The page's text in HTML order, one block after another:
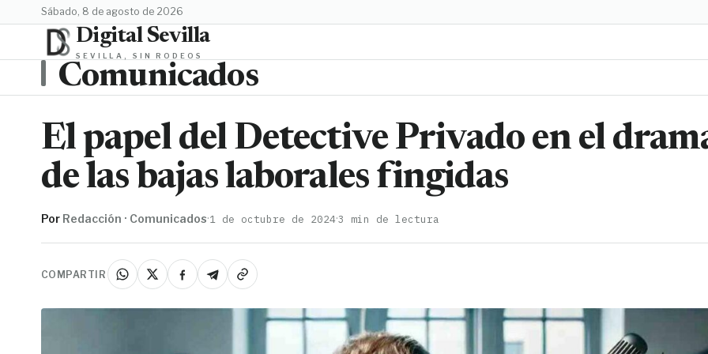
sábado, 8 de agosto de 2026
Digital Sevilla
SEVILLA, SIN RODEOS
Comunicados
El papel del Detective Privado en el
de las bajas laborales fingidas
Por Redacción · Comunicados·1 de octubre de 2024·3 min de lectura
COMPARTIR